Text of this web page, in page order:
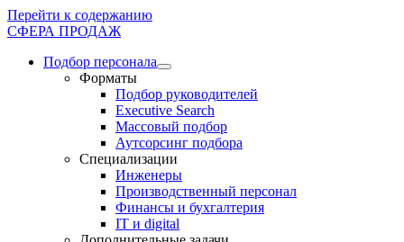
Перейти к содержанию
СФЕРА ПРОДАЖ
Подбор персонала
Форматы
Подбор руководителей
Executive Search
Массовый подбор
Аутсорсинг подбора
Специализации
Инженеры
Производственный персонал
Финансы и бухгалтерия
IT и digital